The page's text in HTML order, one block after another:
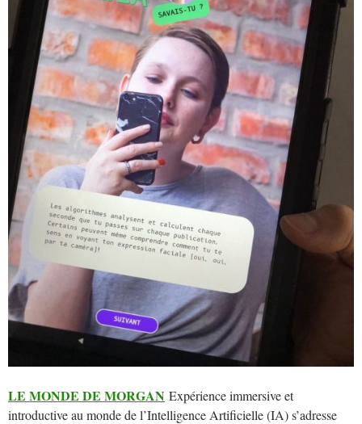
LE MONDE DE MORGAN Expérience immersive et
introductive au monde de l’Intelligence Artificielle (IA) s’adresse